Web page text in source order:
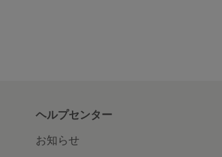
ヘルプセンター
お知らせ